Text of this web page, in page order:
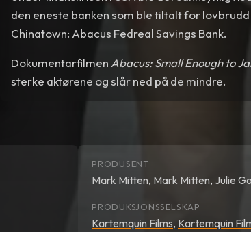
den eneste banken som ble tiltalt for
Chinatown: Abacus Fedreal Savings Bank.
Dokumentarfilmen Abacus: Small Enough to
sterke aktørene og slår ned på de mindre.
PRODUSENT
Mark Mitten, Mark Mitten, Julie
PRODUKSJONSSELSKAP
Kartemquin Films, Kartemquin